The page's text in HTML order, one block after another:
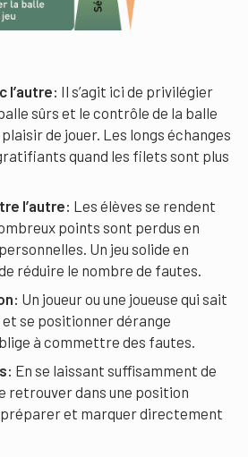
l’autre: Il s’agit ici de privilégier
sûrs et le contrôle de la balle
de jouer. Les longs échanges
quand les filets sont plus
l’autre: Les élèves se rendent
points sont perdus en
Un jeu solide en
réduire le nombre de fautes.
Un joueur ou une joueuse qui sait
se positionner dérange
à commettre des fautes.
En se laissant suffisamment de
retrouver dans une position
préparer et marquer directement